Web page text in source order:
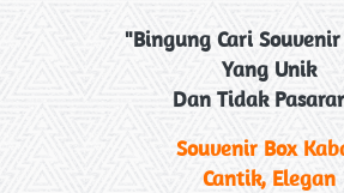
"Bingung Cari
Yang Unik
Dan Tidak
Souvenir Box
Cantik, Elegan